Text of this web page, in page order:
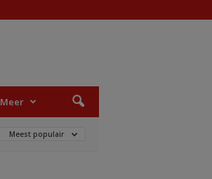
Meer
Meest populair